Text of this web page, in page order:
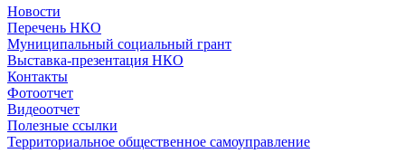
Новости
Перечень НКО
Муниципальный социальный грант
Выставка-презентация НКО
Контакты
Фотоотчет
Видеоотчет
Полезные ссылки
Территориальное общественное самоуправление